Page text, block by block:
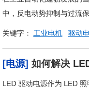
中，反电动势抑制与过流
关键字： 工业电机 驱动
[电源] 如何解决
LED 驱动电源作为 LED